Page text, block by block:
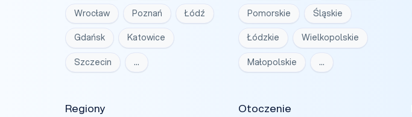
Wrocław Poznań Łódź
Gdańsk Katowice
Szczecin …
Pomorskie Śląskie
Łódzkie Wielkopolskie
Małopolskie …
Regiony Otoczenie